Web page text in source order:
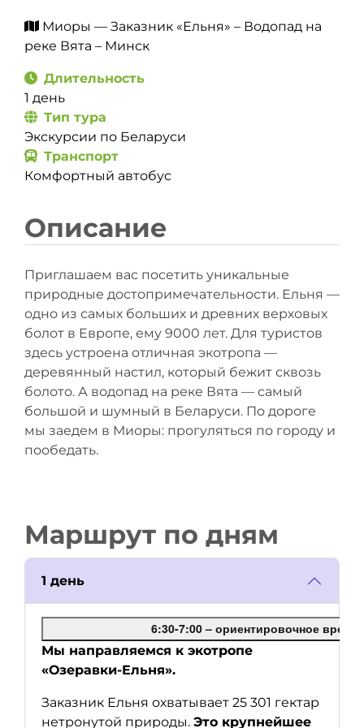
Миоры — Заказник «Ельня» – Водопад на
реке Вята – Минск
Длительность
1 день
Тип тура
Экскурсии по Беларуси
Транспорт
Комфортный автобус
Описание
Приглашаем вас посетить уникальные
природные достопримечательности. Ельня —
одно из самых больших и древних верховых
болот в Европе, ему 9000 лет. Для туристов
здесь устроена отличная экотропа —
деревянный настил, который бежит сквозь
болото. А водопад на реке Вята — самый
большой и шумный в Беларуси. По дороге
мы заедем в Миоры: прогуляться по городу и
пообедать.
Маршрут по дням
1 день
6:30-7:00 – ориентировочное
Мы направляемся к экотропе
«Озеравки-Ельня».
Заказник Ельня охватывает 25 301 гектар
нетронутой природы. Это крупнейшее